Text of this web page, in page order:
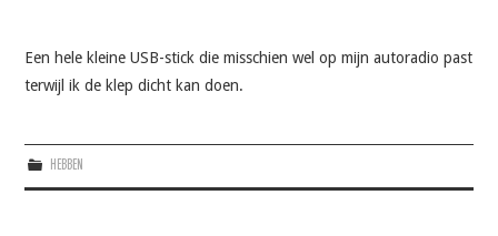
Een hele kleine USB-stick die misschien wel op mijn autoradio past
terwijl ik de klep dicht kan doen.
HEBBEN